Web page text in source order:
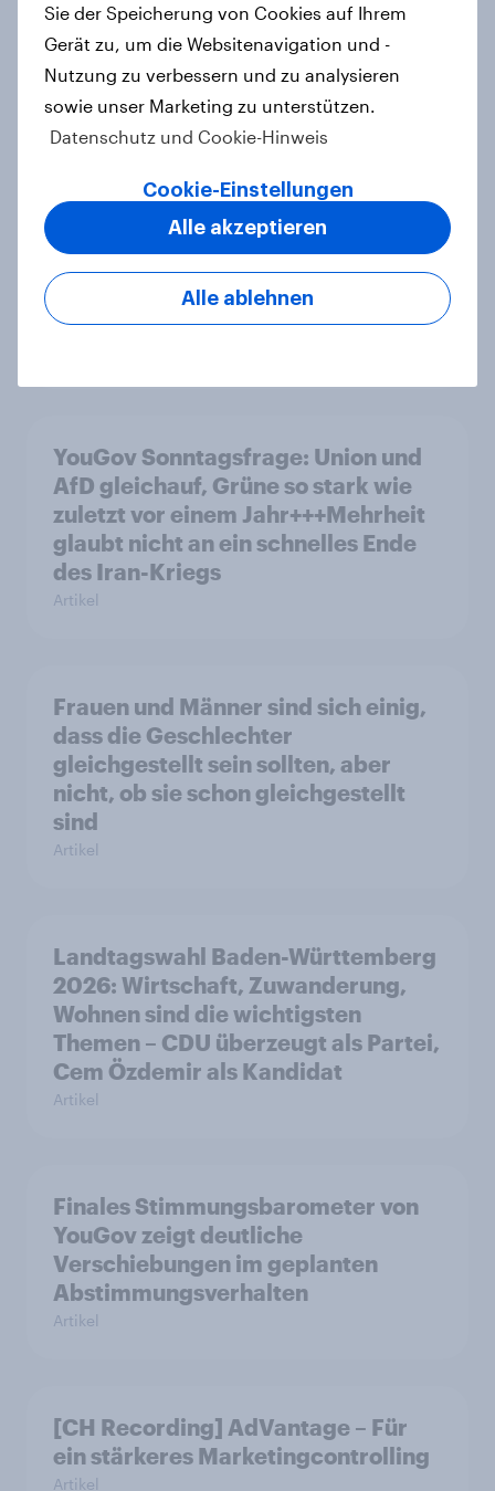
YouGov Sonntagsfrage: AfD liegt
vorn +++ Schwarz-Rot unter Druck:
Union und SPD so niedrig wie seit
Jahren nicht mehr
Artikel
Mehrheit in sechs europäischen
sozialen Medien für unter 16-
Jährige
YouGov Sonntagsfrage: Union und
AfD gleichauf, Grüne so stark wie
zuletzt vor einem Jahr+++Mehrheit
glaubt nicht an ein schnelles Ende
des Iran-Kriegs
Artikel
Frauen und Männer sind sich einig,
dass die Geschlechter
gleichgestellt sein sollten, aber
nicht, ob sie schon gleichgestellt
sind
Artikel
Landtagswahl Baden-Württemberg
2026: Wirtschaft, Zuwanderung,
Wohnen sind die wichtigsten
Themen – CDU überzeugt als Partei,
Cem Özdemir als Kandidat
Artikel
Finales Stimmungsbarometer von
YouGov zeigt deutliche
Verschiebungen im geplanten
Abstimmungsverhalten
Artikel
[CH Recording] AdVantage – Für
ein stärkeres Marketingcontrolling
Artikel
Sie der Speicherung von Cookies auf Ihrem
Gerät zu, um die Websitenavigation und -
Nutzung zu verbessern und zu analysieren
sowie unser Marketing zu unterstützen.
Datenschutz und Cookie-Hinweis
Cookie-Einstellungen
Alle ablehnen
Alle akzeptieren